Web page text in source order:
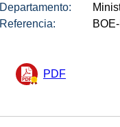
Departamento:
Referencia:
PDF